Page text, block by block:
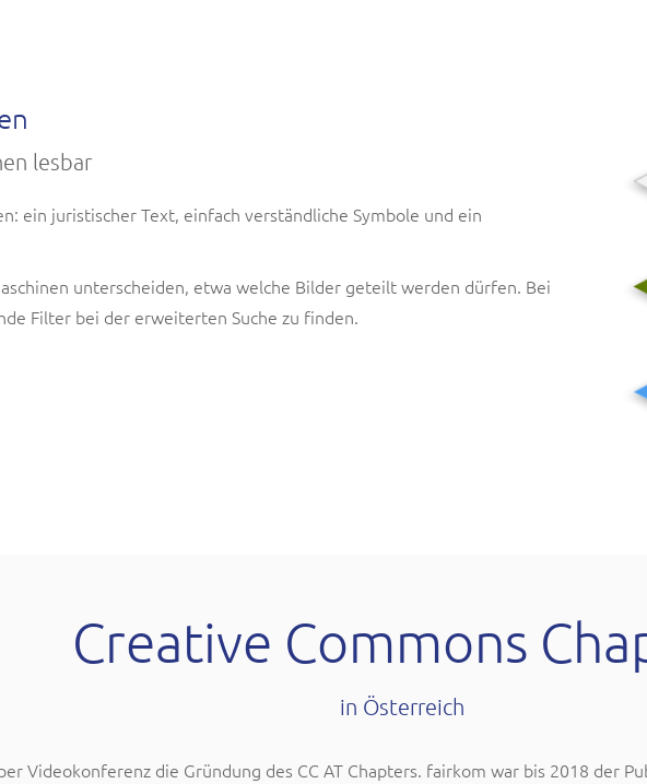
lesbar
ein juristischer Text, einfach verständliche Symbole und ein
unterscheiden, etwa welche Bilder geteilt werden dürfen. Bei
Filter bei der erweiterten Suche zu finden.
Creative Commons
in Österreich
Videokonferenz die Gründung des CC AT Chapters. fairkom war bis 2018 der